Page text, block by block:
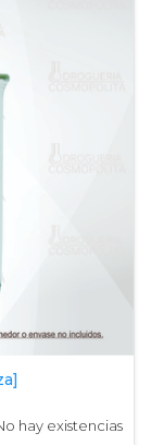
hay existencias